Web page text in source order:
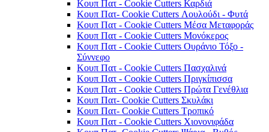
Κουπ Πατ - Cookie Cutters Καρδιά
Κουπ Πατ- Cookie Cutters Λουλούδι - Φυτά
Κουπ Πατ - Cookie Cutters Μέσα Μεταφοράς
Κουπ Πατ - Cookie Cutters Μονόκερος
Κουπ Πατ - Cookie Cutters Ουράνιο Τόξο -
Σύννεφο
Κουπ Πατ - Cookie Cutters Πασχαλινά
Κουπ Πατ - Cookie Cutters Πριγκίπισσα
Κουπ Πατ - Cookie Cutters Πρώτα Γενέθλια
Κουπ Πατ- Cookie Cutters Σκυλάκι
Κουπ Πατ- Cookie Cutters Τροπικό
Κουπ Πατ - Cookie Cutters Χιονονιφάδα